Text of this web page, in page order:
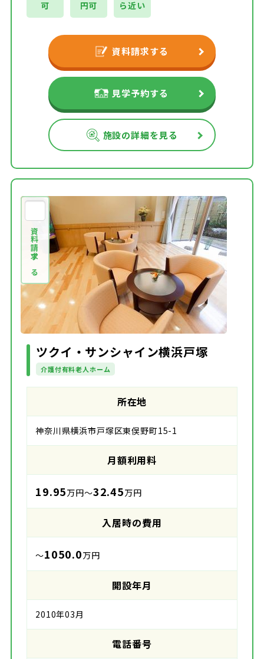
可 円可 ら近い
資料請求する
見学予約する
施設の詳細を見る
資料請求する
ツクイ・サンシャイン横浜戸塚
介護付有料老人ホーム
所在地
神奈川県横浜市戸塚区東俣野町15-1
月額利用料
19.95万円～32.45万円
入居時の費用
～1050.0万円
開設年月
2010年03月
電話番号